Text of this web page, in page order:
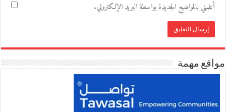
أعلمني بالمواضيع الجديدة بواسطة البريد الإلكتروني.
مواقع مهمة